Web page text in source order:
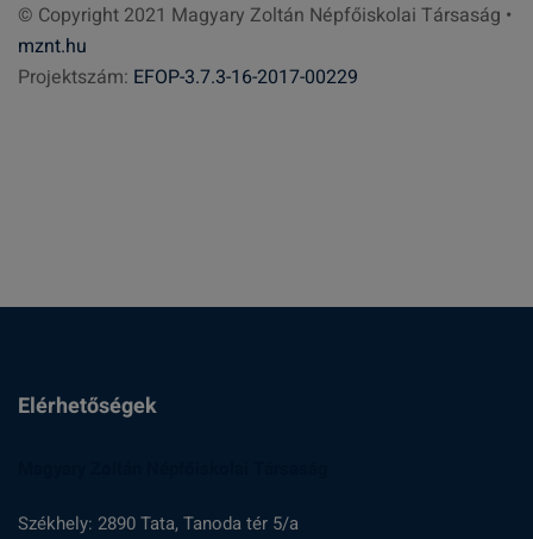
e
s
é
© Copyright 2021 Magyary Zoltán Népfőiskolai Társaság •
mznt.hu
Projektszám: EFOP-3.7.3-16-2017-00229
Elérhetőségek
Székhely: 2890 Tata, Tanoda tér 5/a